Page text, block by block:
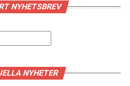
och Grenå istället,meddelar
sju kommuner på
spridning av minkmuterat
NYHETSBREV
NYHETER